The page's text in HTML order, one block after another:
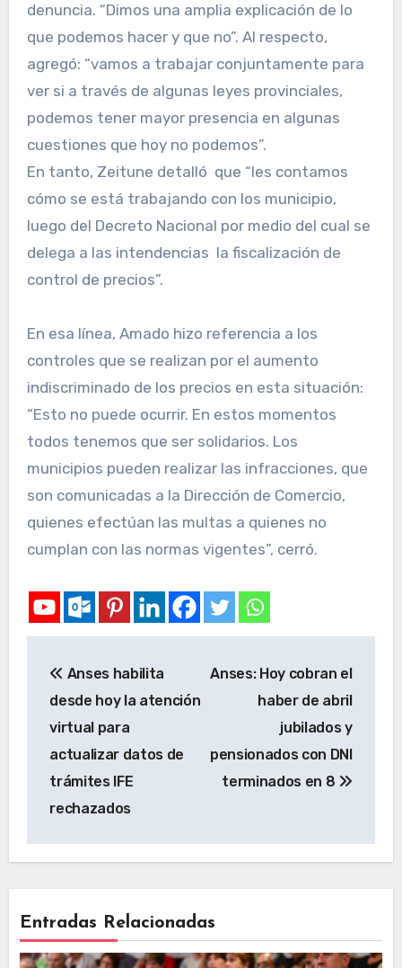
denuncia. “Dimos una amplia explicación de lo
que podemos hacer y que no”. Al respecto,
agregó: “vamos a trabajar conjuntamente para
ver si a través de algunas leyes provinciales,
podemos tener mayor presencia en algunas
cuestiones que hoy no podemos”.
En tanto, Zeitune detalló que “les contamos
cómo se está trabajando con los municipio,
luego del Decreto Nacional por medio del cual se
delega a las intendencias la fiscalización de
control de precios”.
En esa línea, Amado hizo referencia a los
controles que se realizan por el aumento
indiscriminado de los precios en esta situación:
“Esto no puede ocurrir. En estos momentos
todos tenemos que ser solidarios. Los
municipios pueden realizar las infracciones, que
son comunicadas a la Dirección de Comercio,
quienes efectúan las multas a quienes no
cumplan con las normas vigentes”, cerró.
Anses habilita
desde hoy la atención
virtual para
actualizar datos de
trámites IFE
rechazados
Anses: Hoy cobran el
haber de abril
jubilados y
pensionados con DNI
terminados en 8
Entradas Relacionadas